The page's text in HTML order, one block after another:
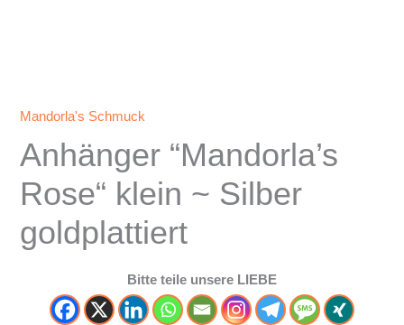
Mandorla's Schmuck
Anhänger “Mandorla’s
Rose“ klein ~ Silber
goldplattiert
Bitte teile unsere LIEBE